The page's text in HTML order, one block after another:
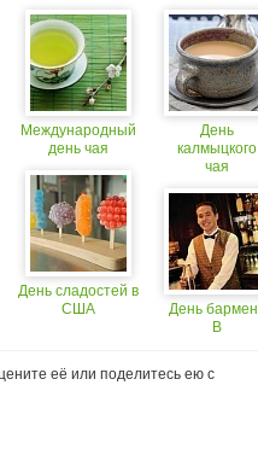
Международный
день чая
День сладостей в
США
День
калмыцкого
чая
День
В
её или поделитесь ею с